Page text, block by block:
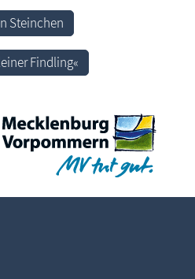
Steinchen
Findling«